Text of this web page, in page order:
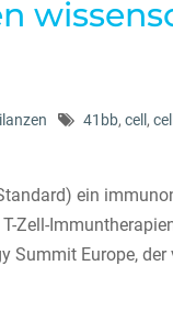
41bb, cell ,
ein
Zell-
Summit Europe,